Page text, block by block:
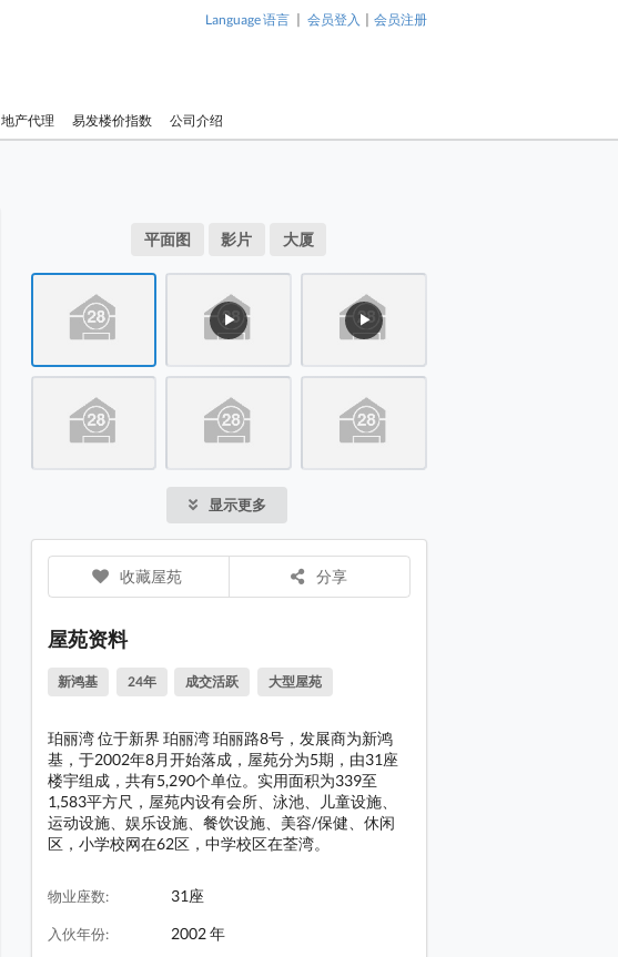
Language 语言 | 会员登入 | 会员注册
地产代理 易发楼价指数 公司介绍
物业布局图 平面图
珀丽湾 位于新界 珀丽湾 珀丽路8号，发展商为新鸿基，于2002年8月开
珀丽湾 位于新界 珀丽湾 珀丽路8号，发展商为新鸿基，于2002年8月开
珀丽湾 大厦
珀丽湾 大厦
珀丽湾 大厦
物业布局图 平面图
平面图 影片 大厦
▶ ▶
显示更多
收藏屋苑 分享
屋苑资料
新鸿基 24年 成交活跃 大型屋苑
珀丽湾 位于新界 珀丽湾 珀丽路8号，发展商为新鸿
基，于2002年8月开始落成，屋苑分为5期，由31座
楼宇组成，共有5,290个单位。实用面积为339至
1,583平方尺，屋苑内设有会所、泳池、儿童设施、
运动设施、娱乐设施、餐饮设施、美容/保健、休闲
区，小学校网在62区，中学校区在荃湾。
物业座数: 31座
入伙年份: 2002 年